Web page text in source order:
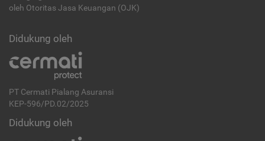
oleh Otoritas Jasa Keuangan (OJK)
Didukung oleh
PT Cermati Pialang Asuransi
KEP-596/PD.02/2025
Didukung oleh